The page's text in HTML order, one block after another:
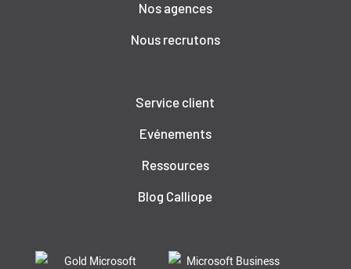
Nos agences
Nous recrutons
Service client
Evénements
Ressources
Blog Calliope